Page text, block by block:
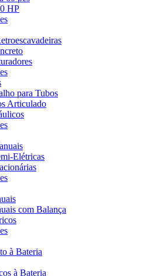
HP
para Tubos
Articulado
Elétricas
com Balança
à Bateria
à Bateria